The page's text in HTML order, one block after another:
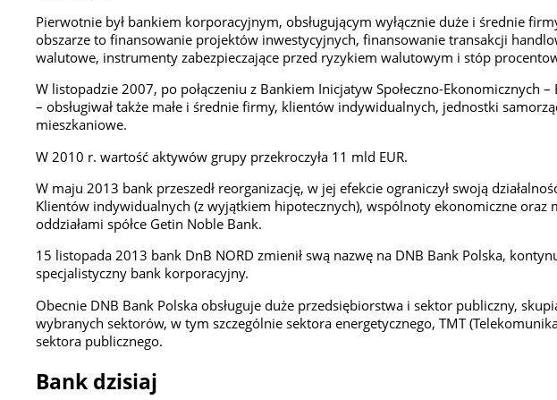
Pierwotnie był bankiem korporacyjnym, obsługującym wyłącznie duże i średnie
obszarze to finansowanie projektów inwestycyjnych, finansowanie transakcji
walutowe, instrumenty zabezpieczające przed ryzykiem walutowym i stóp
W listopadzie 2007, po połączeniu z Bankiem Inicjatyw Społeczno-Ekonomicznych –
– obsługiwał także małe i średnie firmy, klientów indywidualnych, jednostki
mieszkaniowe.
W 2010 r. wartość aktywów grupy przekroczyła 11 mld EUR.
W maju 2013 bank przeszedł reorganizację, w jej efekcie ograniczył swoją
Klientów indywidualnych (z wyjątkiem hipotecznych), wspólnoty ekonomiczne oraz
oddziałami spółce Getin Noble Bank.
15 listopada 2013 bank DnB NORD zmienił swą nazwę na DNB Bank Polska,
specjalistyczny bank korporacyjny.
Obecnie DNB Bank Polska obsługuje duże przedsiębiorstwa i sektor publiczny,
wybranych sektorów, w tym szczególnie sektora energetycznego, TMT
sektora publicznego.
Bank dzisiaj